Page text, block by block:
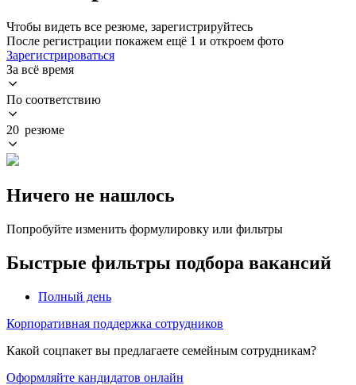
Чтобы видеть все резюме, зарегистрируйтесь
После регистрации покажем ещё 1 и откроем фото
Зарегистрироваться
За всё время
По соответствию
20 резюме
Ничего не нашлось
Попробуйте изменить формулировку или фильтры
Быстрые фильтры подбора вакансий
Полный день
Корпоративная поддержка сотрудников
Какой соцпакет вы предлагаете семейным сотрудникам?
Оформляйте кандидатов онлайн